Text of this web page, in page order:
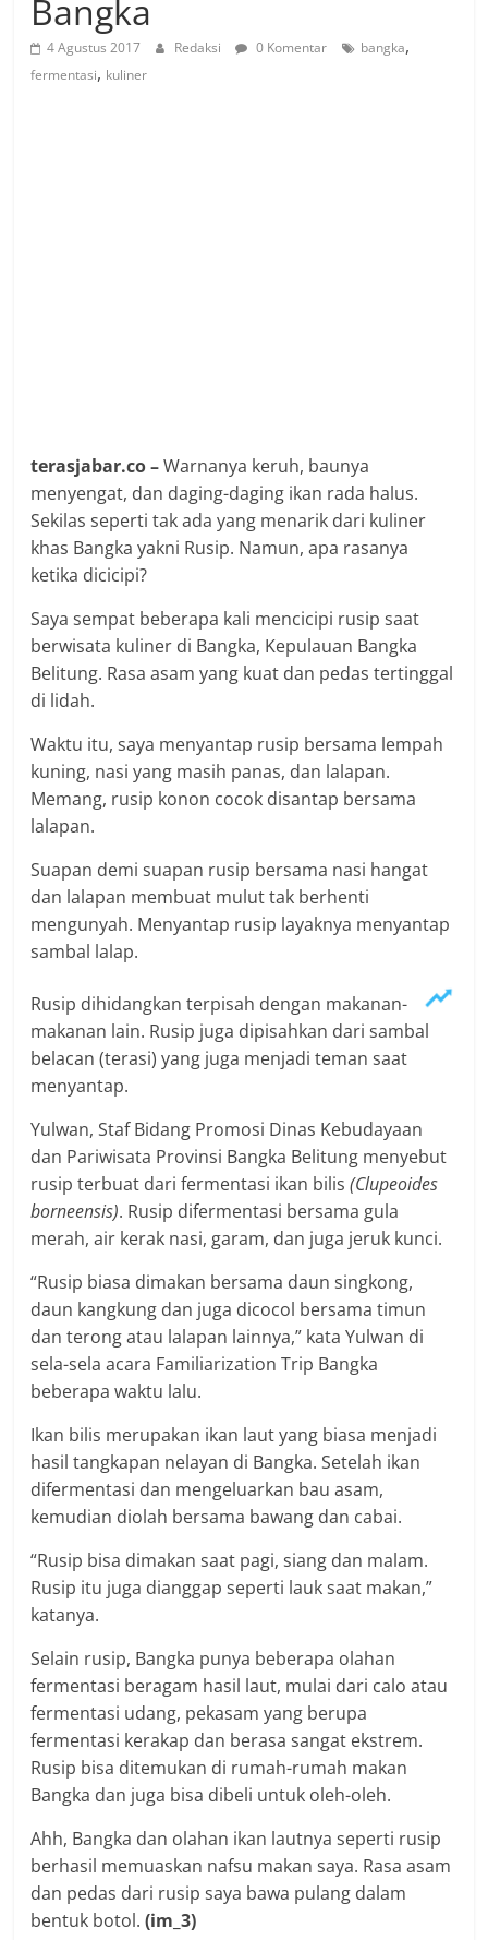
Bangka
4 Agustus 2017 Redaksi 0 Komentar bangka,
fermentasi, kuliner
kuning, nasi yang masih panas, dan lalapan.
Memang, rusip konon cocok disantap bersama
lalapan.
Suapan demi suapan rusip bersama nasi hangat
mengunyah. Menyantap rusip layaknya menyantap
sambal lalap.
Rusip dihidangkan terpisah dengan makanan-
makanan lain. Rusip juga dipisahkan dari sambal
belacan (terasi) yang juga menjadi teman saat
menyantap.
Yulwan, Staf Bidang Promosi Dinas Kebudayaan
dan Pariwisata Provinsi Bangka Belitung menyebut
rusip terbuat dari fermentasi ikan bilis(Clupeoides
borneensis). Rusip difermentasi bersama gula
merah, air kerak nasi, garam, dan juga jeruk kunci.
daun kangkung dan juga dicocol bersama timun
dan terong atau lalapan lainnya,” kata Yulwan di
sela-sela acara Familiarization Trip Bangka
beberapa waktu lalu.
Ikan bilis merupakan ikan laut yang biasa menjadi
hasil tangkapan nelayan di Bangka. Setelah ikan
difermentasi dan mengeluarkan bau asam,
kemudian diolah bersama bawang dan cabai.
Rusip itu juga dianggap seperti lauk saat makan,”
katanya.
Selain rusip, Bangka punya beberapa olahan
fermentasi beragam hasil laut, mulai dari calo atau
fermentasi kerakap dan berasa sangat ekstrem.
Rusip bisa ditemukan di rumah-rumah makan
Bangka dan juga bisa dibeli untuk oleh-oleh.
berhasil memuaskan nafsu makan saya. Rasa asam
dan pedas dari rusip saya bawa pulang dalam
bentuk botol.
Baca Juga :
Antisipasi Dampak
Kekeringan di Musim
Kemarau
Robin Van Persie
Penasaran dengan
Maung Bandung